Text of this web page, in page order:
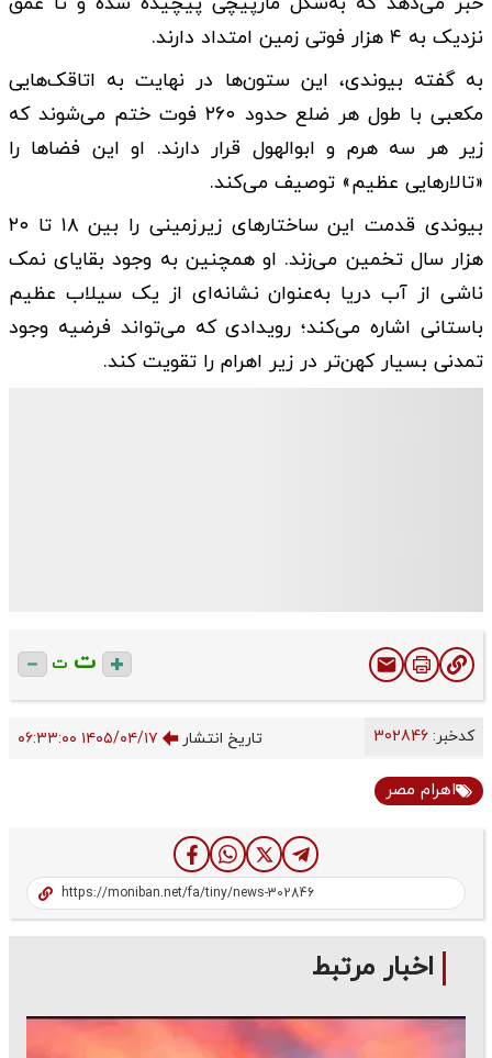
نزدیک به ۴ هزار فوتی زمین امتداد دارند.
به گفته بیوندی، این ستون‌ها در نهایت به اتاقک‌هایی
مکعبی با طول هر ضلع حدود ۲۶۰ فوت ختم می‌شوند که
زیر هر سه هرم و ابوالهول قرار دارند. او این فضاها را
«تالارهایی عظیم» توصیف می‌کند.
بیوندی قدمت این ساختارهای زیرزمینی را بین ۱۸ تا ۲۰
هزار سال تخمین می‌زند. او همچنین به وجود بقایای نمک
ناشی از آب دریا به‌عنوان نشانه‌ای از یک سیلاب عظیم
باستانی اشاره می‌کند؛ رویدادی که می‌تواند فرضیه وجود
تمدنی بسیار کهن‌تر در زیر اهرام را تقویت کند.
ت ت
کدخبر: تاریخ انتشار ۱۴۰۵/۰۴/۱۷ ۰۶:۳۳:۰۰
اهرام مصر
اخبار مرتبط